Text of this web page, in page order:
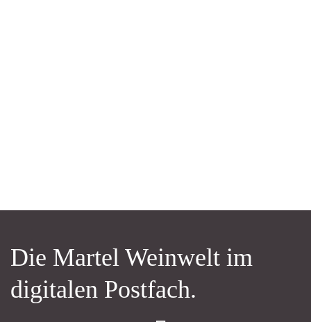
Die Martel Weinwelt im
digitalen Postfach.